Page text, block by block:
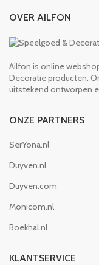
OVER AILFON
Ailfon is online
Decoratie producten.
uitstekend ontworpen
ONZE PARTNERS
SerYona.nl
Duyven.nl
Duyven.com
Monicom.nl
Boekhal.nl
KLANTSERVICE